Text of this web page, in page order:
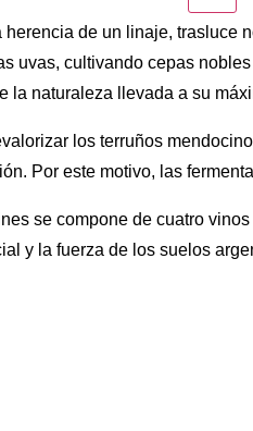
herencia de un linaje, trasluce
uvas, cultivando cepas
la naturaleza llevada a su
los terruños
Por este motivo, las
se compone de cuatro
y la fuerza de los suelos